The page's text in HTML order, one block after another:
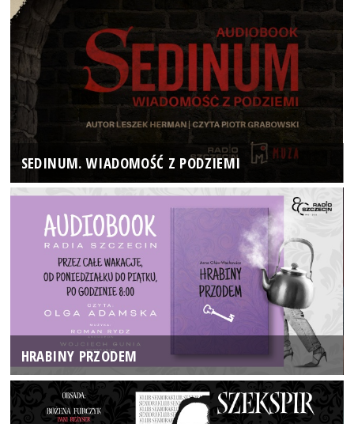
SEDINUM. WIADOMOŚĆ Z PODZIEMI
HRABINY PRZODEM